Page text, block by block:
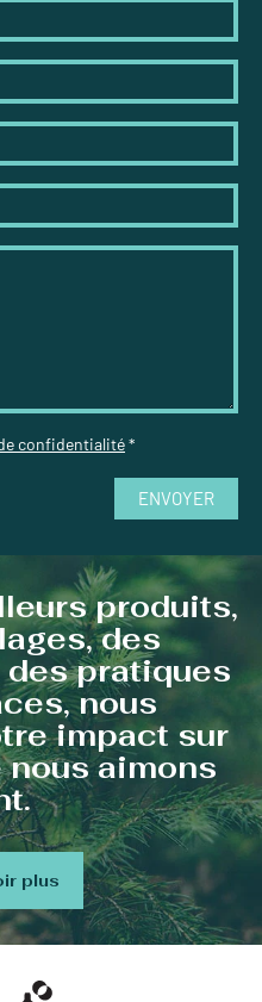
confidentialité*
ENVOYER
produits,
des
pratiques
nous
impact sur
nous aimons
plus